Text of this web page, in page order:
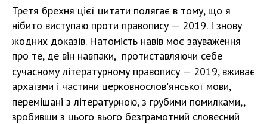
Третя брехня цієї цитати полягає в тому, що я
нібито виступаю проти правопису — 2019. І знову
жодних доказів. Натомість навів моє зауваження
про те, де він навпаки, протиставляючи себе
сучасному літературному правопису — 2019, вживає
архаїзми і частини церковнослов'янської мови,
перемішані з літературною, з грубими помилками,,
зробивши з цього вього безграмотний словесний